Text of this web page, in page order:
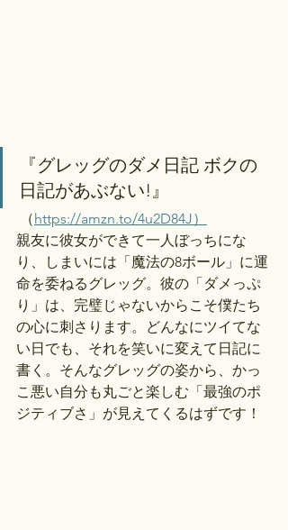
『グレッグのダメ日記 ボクの
日記があぶない!』
（ https://amzn.to/4u2D84J）
親友に彼女ができて一人ぼっちにな
り、しまいには「魔法の8ボール」に運
命を委ねるグレッグ。彼の「ダメっぷ
り」は、完璧じゃないからこそ僕たち
の心に刺さります。どんなにツイてな
い日でも、それを笑いに変えて日記に
書く。そんなグレッグの姿から、かっ
こ悪い自分も丸ごと楽しむ「最強のポ
ジティブさ」が見えてくるはずです！